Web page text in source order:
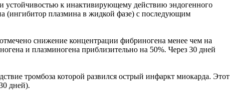
устойчивостью к инактивирующему действию эндогенного
(ингибитор плазмина в жидкой фазе) с последующим
снижение концентрации фибриногена менее чем на
и плазминогена приблизительно на 50%. Через 30 дней
тромбоза которой развился острый инфаркт миокарда. Этот
дней).